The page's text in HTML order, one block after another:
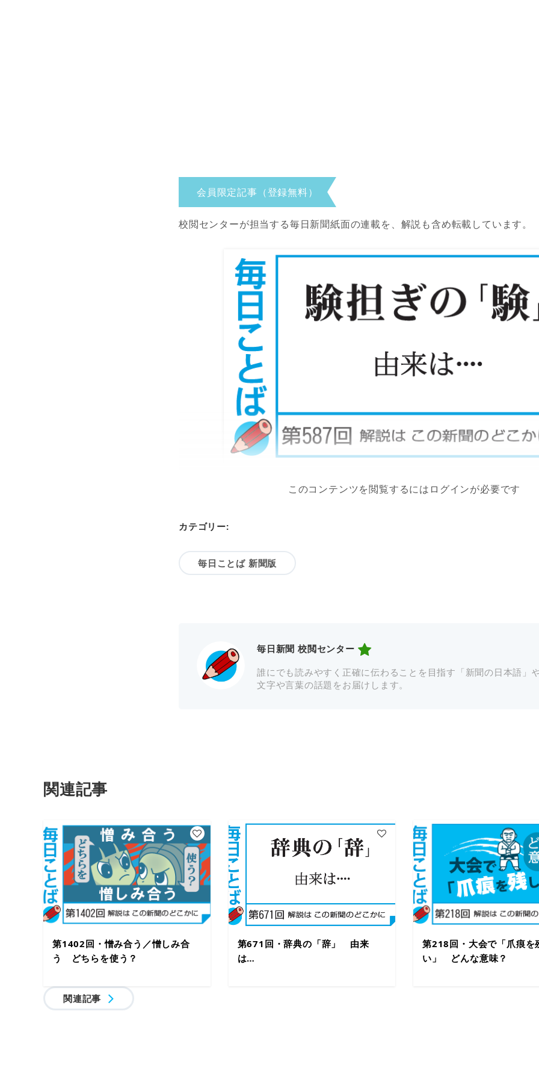
会員限定記事（登録無料）
校閲センターが担当する毎日新聞紙面の連載を、解説も含め転載しています。
このコンテンツを閲覧するにはログインが必要です
カテゴリー:
毎日ことば 新聞版
毎日新聞 校閲センター
誰にでも読みやすく正確に伝わることを目指す「新聞の日本語」
文字や言葉の話題をお届けします。
関連記事
第1402回・憎み合う／憎しみ合
う どちらを使う？
第671回・辞典の「辞」 由来
は…
第218回・大会で「爪痕を
い」 どんな意味？
関連記事